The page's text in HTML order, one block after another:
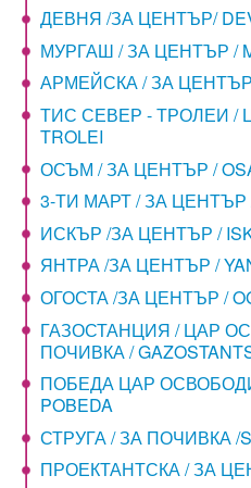
ДЕВНЯ /ЗА ЦЕНТЪР/
МУРГАШ / ЗА ЦЕНТЪР /
АРМЕЙСКА / ЗА ЦЕНТЪР/
ТИС СЕВЕР - ТРОЛЕИ /
TROLEI
ОСЪМ / ЗА ЦЕНТЪР /
3-ТИ МАРТ / ЗА ЦЕНТЪР
ИСКЪР /ЗА ЦЕНТЪР /
ЯНТРА /ЗА ЦЕНТЪР /
ОГОСТА /ЗА ЦЕНТЪР /
ГАЗОСТАНЦИЯ / ЦАР
ПОЧИВКА /
ПОБЕДА ЦАР
POBEDA
СТРУГА / ЗА ПОЧИВКА /
ПРОЕКТАНТСКА / ЗА